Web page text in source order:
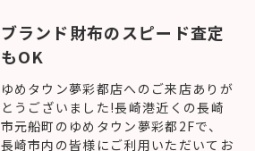
ブランド財布のスピード査定
もOK
ゆめタウン夢彩都店へのご来店ありが
とうございました!長崎港近くの長崎
市元船町のゆめタウン夢彩都2Fで、
長崎市内の皆様にご利用いただいてお